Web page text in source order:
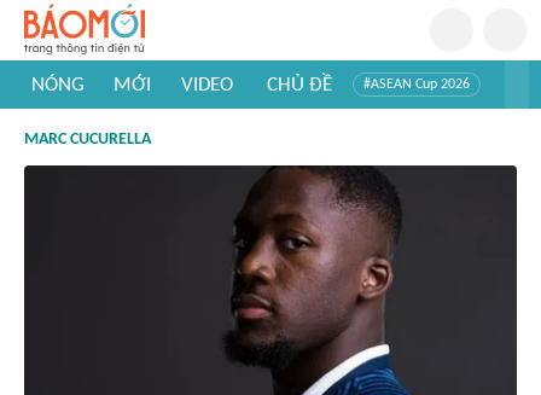
NÓNG MỚI VIDEO CHỦ ĐỀ #ASEAN Cup 2026
#Khám phá thế giới
MARC CUCURELLA